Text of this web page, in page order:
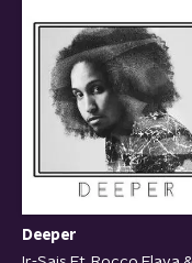
Deeper